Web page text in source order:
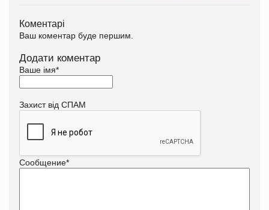
Коментарі
Ваш коментар буде першим.
Додати коментар
Ваше імя*
Захист від СПАМ
Сообщение*